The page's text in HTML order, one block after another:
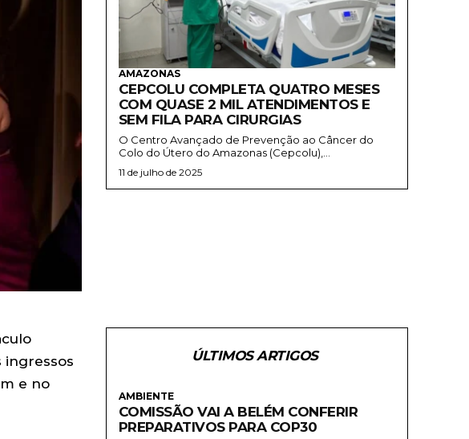
AMAZONAS
CEPCOLU COMPLETA QUATRO MESES
COM QUASE 2 MIL ATENDIMENTOS E
SEM FILA PARA CIRURGIAS
O Centro Avançado de Prevenção ao Câncer do
Colo do Útero do Amazonas (Cepcolu),...
11 de julho de 2025
ingressos
e no
ÚLTIMOS ARTIGOS
AMBIENTE
COMISSÃO VAI A BELÉM CONFERIR
PREPARATIVOS PARA COP30